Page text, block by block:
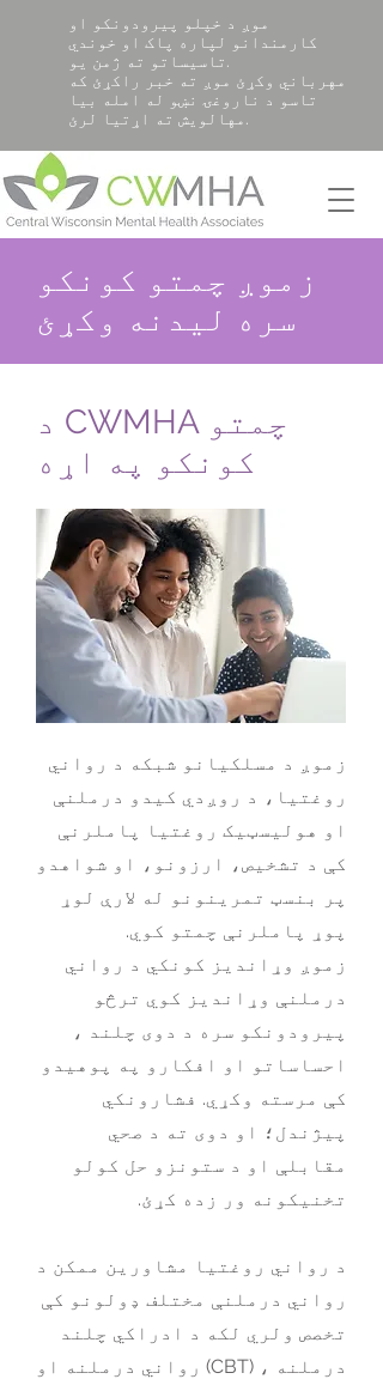
موږ د خپلو پیرودونکو او
کارمندانو لپاره پاک او خوندي
تاسیساتو ته ژمن یو.
مهرباني وکړئ موږ ته خبر راکړئ که
تاسو د ناروغۍ نښو له امله بیا
مهالویش ته اړتیا لرئ.
زموږ چمتو کونکو
سره لیدنه وکړئ
د CWMHA چمتو
کونکو په اړه
زموږ د مسلکیانو شبکه د رواني
روغتیا، د روږدي کیدو درملنې
او هولیسټیک روغتیا پاملرنې
کې د تشخیص، ارزونو، او شواهدو
پر بنسټ تمرینونو له لارې لوړ
پوړ پاملرنې چمتو کوي.
زموږ وړاندیز کونکي د رواني
درملنې وړاندیز کوي ترڅو
پیرودونکو سره د دوی چلند ،
احساساتو او افکارو په پوهیدو
کې مرسته وکړي. فشارونکي
پیژندل؛ او دوی ته د صحي
مقابلې او د ستونزو حل کولو
تخنیکونه ور زده کړئ.
د رواني روغتیا مشاورین ممکن د
رواني درملنې مختلف ډولونو کې
تخصص ولري لکه د ادراکي چلند
درملنه ، (CBT) رواني درملنه او